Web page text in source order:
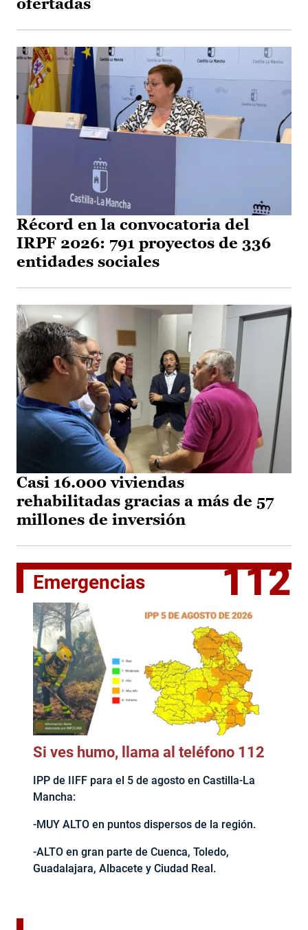
ofertadas
Récord en la convocatoria del
IRPF 2026: 791 proyectos de 336
entidades sociales
Casi 16.000 viviendas
rehabilitadas gracias a más de 57
millones de inversión
Emergencias 112
Si ves humo, llama al teléfono 112
IPP de IIFF para el 5 de agosto en Castilla-La
Mancha:
-MUY ALTO en puntos dispersos de la región.
-ALTO en gran parte de Cuenca, Toledo,
Guadalajara, Albacete y Ciudad Real.